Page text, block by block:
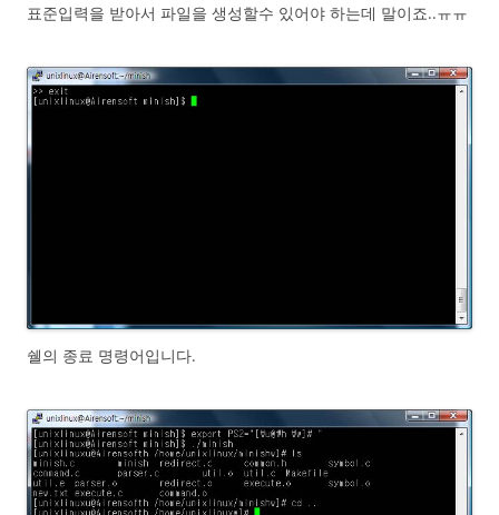
표준입력을 받아서 파일을 생성할수 있어야 하는데 말이죠..ㅠㅠ
쉘의 종료 명령어입니다.